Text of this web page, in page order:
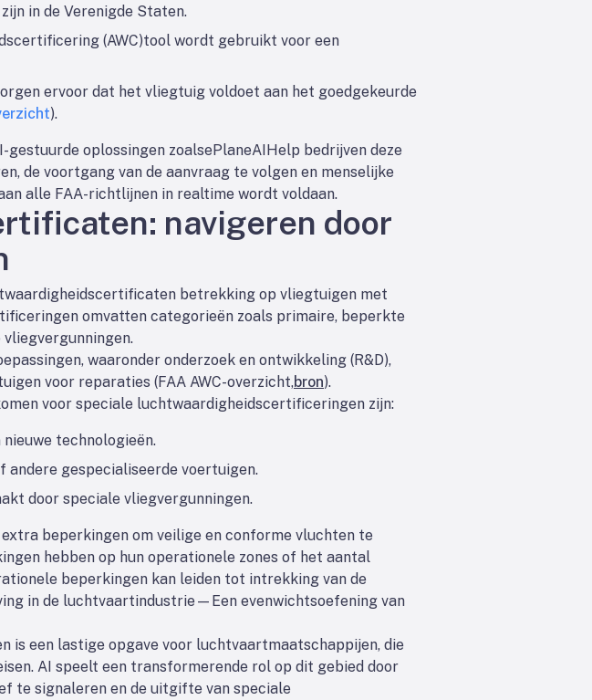
in de Verenigde Staten.
(AWC)tool wordt gebruikt voor een
ervoor dat het vliegtuig voldoet aan het goedgekeurde
).
oplossingen zoalsePlaneAIHelp bedrijven deze
de voortgang van de aanvraag te volgen en menselijke
alle FAA-richtlijnen in realtime wordt voldaan.
navigeren door
betrekking op vliegtuigen met
omvatten categorieën zoals primaire, beperkte
waaronder onderzoek en ontwikkeling (R&D),
voor reparaties (FAA AWC-overzicht,bron).
voor speciale luchtwaardigheidscertificeringen zijn:
technologieën.
andere gespecialiseerde voertuigen.
door speciale vliegvergunningen.
beperkingen om veilige en conforme vluchten te
hebben op hun operationele zones of het aantal
beperkingen kan leiden tot intrekking van de
in de luchtvaartindustrie—Een evenwichtsoefening van
is een lastige opgave voor luchtvaartmaatschappijen, die
AI speelt een transformerende rol op dit gebied door
te signaleren en de uitgifte van speciale